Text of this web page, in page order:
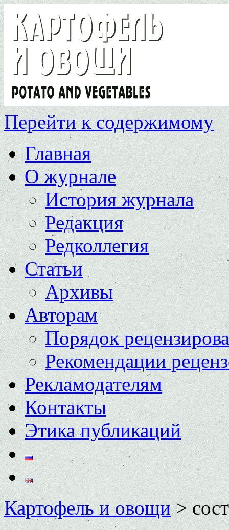
Перейти к содержимому
Главная
О журнале
История журнала
Редакция
Редколлегия
Статьи
Архивы
Авторам
Порядок
Рекомендации
Рекламодателям
Контакты
Этика публикаций
Картофель и овощи>